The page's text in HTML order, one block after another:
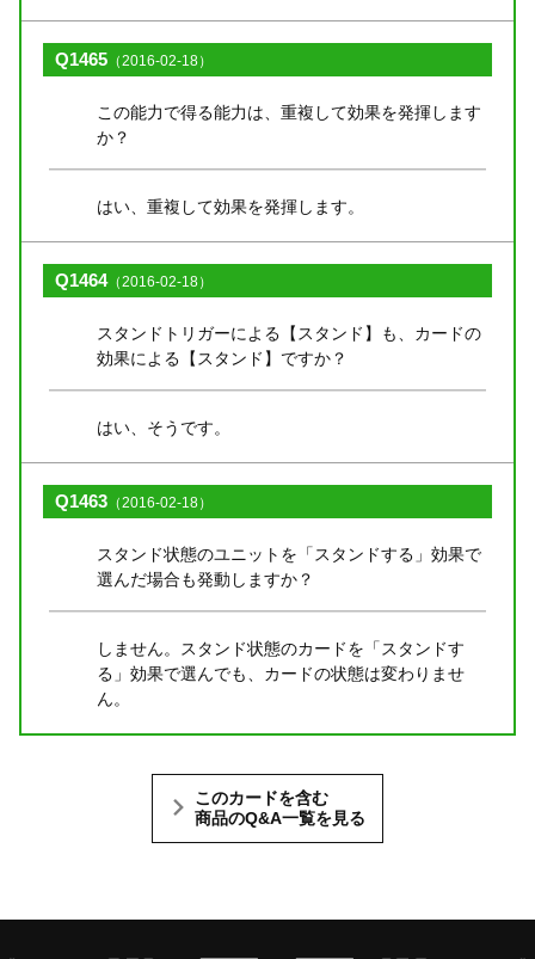
Q1465 （2016-02-18）
この能力で得る能力は、重複して効果を発揮します
か？
はい、重複して効果を発揮します。
Q1464（2016-02-18）
スタンドトリガーによる【スタンド】も、カードの
効果による【スタンド】ですか？
はい、そうです。
Q1463 （2016-02-18）
スタンド状態のユニットを「スタンドする」効果で
選んだ場合も発動しますか？
しません。スタンド状態のカードを「スタンドす
る」効果で選んでも、カードの状態は変わりませ
ん。
このカードを含む
商品のQ&A一覧を見る